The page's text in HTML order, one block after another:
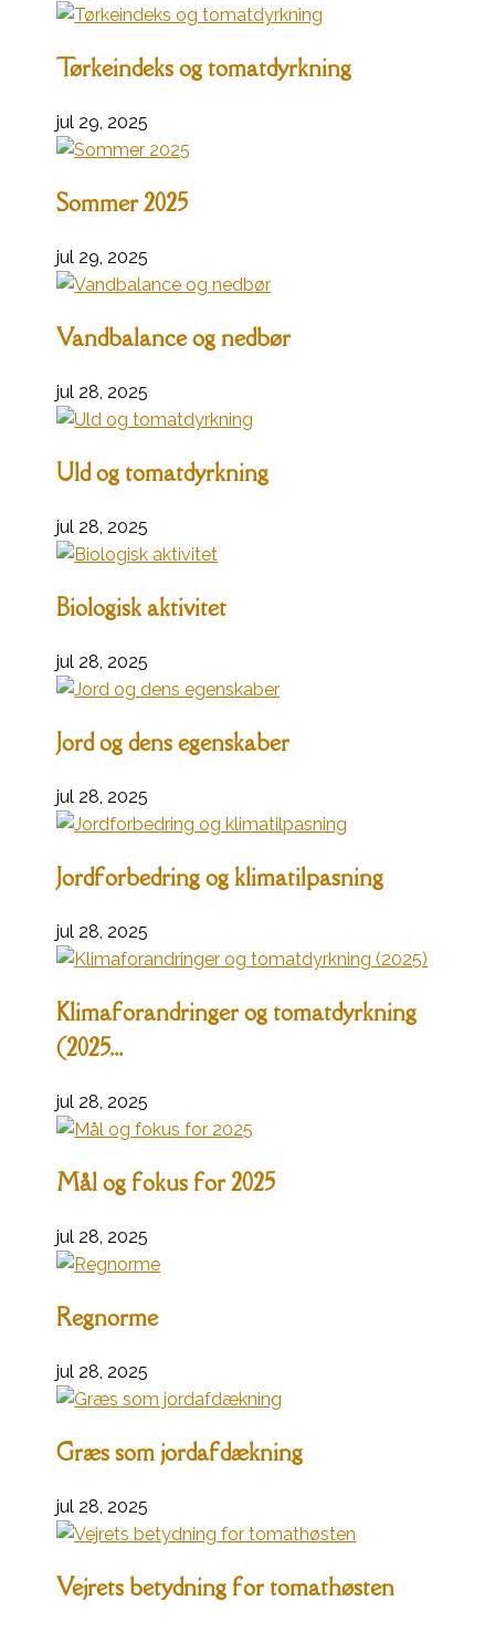
Tørkeindeks og tomatdyrkning
jul 29, 2025
Sommer 2025
jul 29, 2025
Vandbalance og nedbør
jul 28, 2025
Uld og tomatdyrkning
jul 28, 2025
Biologisk aktivitet
jul 28, 2025
Jord og dens egenskaber
jul 28, 2025
Jordforbedring og klimatilpasning
jul 28, 2025
Klimaforandringer og tomatdyrkning
(2025...
jul 28, 2025
Mål og fokus for 2025
jul 28, 2025
Regnorme
jul 28, 2025
Græs som jordafdækning
jul 28, 2025
Vejrets betydning for tomathøsten